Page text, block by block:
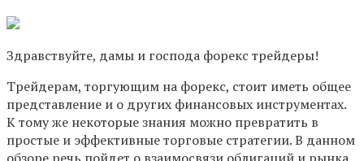
Здравствуйте, дамы и господа форекс трейдеры!
Трейдерам, торгующим на форекс, стоит иметь общее
представление и о других финансовых инструментах.
К тому же некоторые знания можно превратить в
простые и эффективные торговые стратегии. В данном
обзоре речь пойдет о взаимосвязи облигаций и рынка